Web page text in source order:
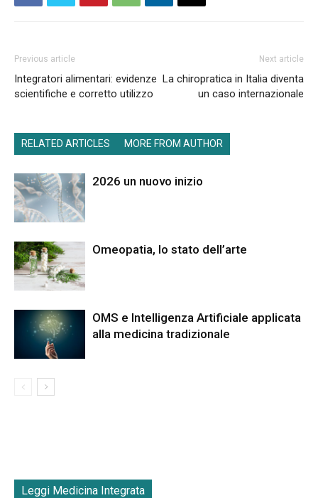
Previous article
Integratori alimentari: evidenze
scientifiche e corretto utilizzo
Next article
La chiropratica in Italia diventa
un caso internazionale
RELATED ARTICLES MORE FROM AUTHOR
2026 un nuovo inizio
Omeopatia, lo stato dell’arte
OMS e Intelligenza Artificiale applicata
alla medicina tradizionale
Leggi Medicina Integrata